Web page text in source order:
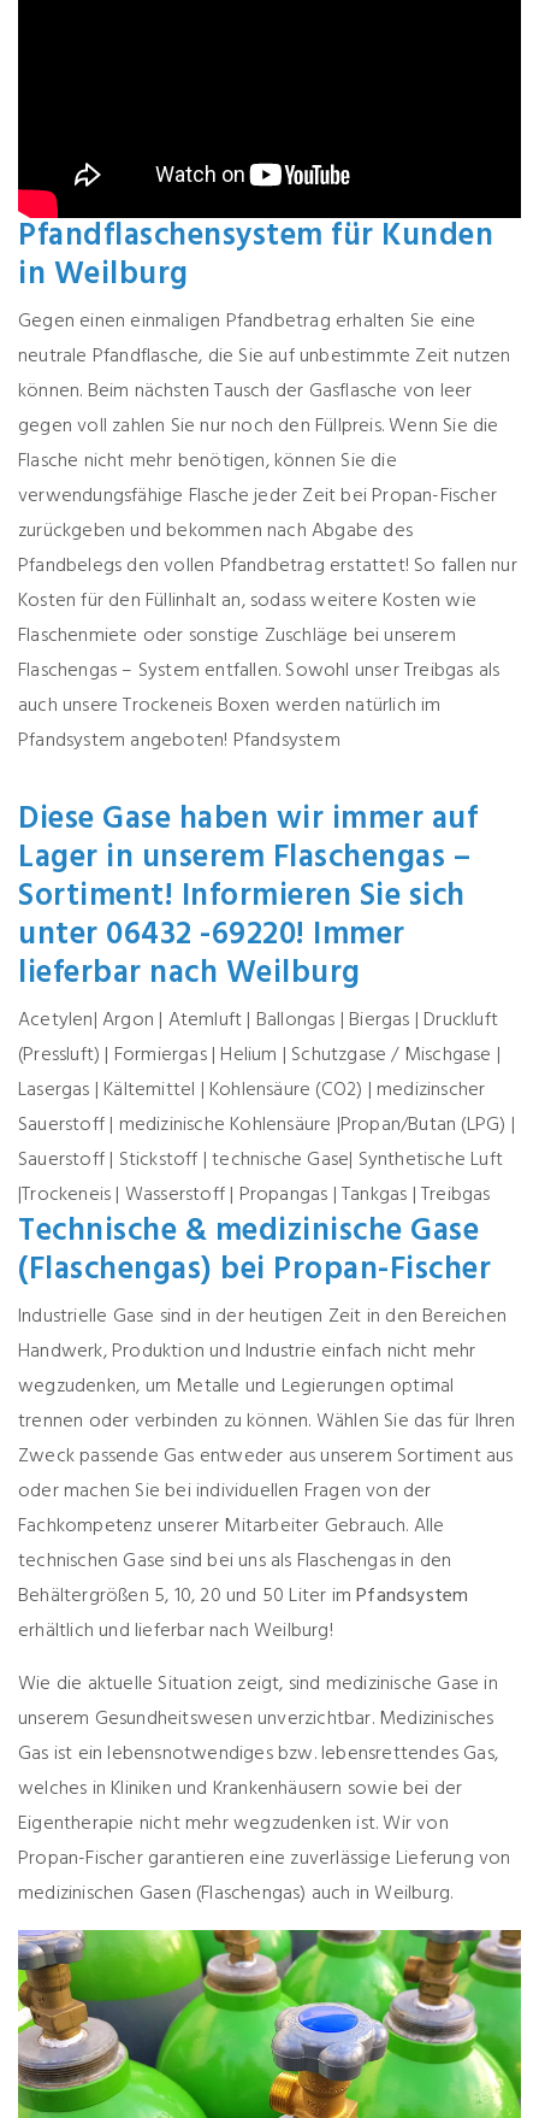
Pfandflaschensystem für Kunden
in Weilburg
Gegen einen einmaligen Pfandbetrag erhalten Sie eine
neutrale Pfandflasche, die Sie auf unbestimmte Zeit nutzen
können. Beim nächsten Tausch der Gasflasche von leer
gegen voll zahlen Sie nur noch den Füllpreis. Wenn Sie die
Flasche nicht mehr benötigen, können Sie die
verwendungsfähige Flasche jeder Zeit bei Propan-Fischer
zurückgeben und bekommen nach Abgabe des
Pfandbelegs den vollen Pfandbetrag erstattet! So fallen nur
Kosten für den Füllinhalt an, sodass weitere Kosten wie
Flaschenmiete oder sonstige Zuschläge bei unserem
Flaschengas – System entfallen. Sowohl unser Treibgas als
auch unsere Trockeneis Boxen werden natürlich im
Pfandsystem angeboten! Pfandsystem
Diese Gase haben wir immer auf
Lager in unserem Flaschengas –
Sortiment! Informieren Sie sich
unter 06432 -69220! Immer
lieferbar nach Weilburg
Acetylen| Argon | Atemluft | Ballongas | Biergas | Druckluft
(Pressluft) | Formiergas | Helium | Schutzgase / Mischgase |
Lasergas | Kältemittel | Kohlensäure (CO2) | medizinscher
Sauerstoff | medizinische Kohlensäure |Propan/Butan (LPG) |
Sauerstoff | Stickstoff | technische Gase| Synthetische Luft
|Trockeneis | Wasserstoff | Propangas | Tankgas | Treibgas
Technische & medizinische Gase
(Flaschengas) bei Propan-Fischer
Industrielle Gase sind in der heutigen Zeit in den Bereichen
Handwerk, Produktion und Industrie einfach nicht mehr
wegzudenken, um Metalle und Legierungen optimal
trennen oder verbinden zu können. Wählen Sie das für Ihren
Zweck passende Gas entweder aus unserem Sortimentaus
oder machen Sie bei individuellen Fragen von der
Fachkompetenz unserer Mitarbeiter Gebrauch. Alle
technischen Gase sind bei uns als Flaschengas in den
Behältergrößen 5, 10, 20 und 50 Liter imPfandsystem
erhältlich und lieferbar nach Weilburg!
Wie die aktuelle Situation zeigt, sind medizinische Gase in
unserem Gesundheitswesen unverzichtbar. Medizinisches
Gas ist ein lebensnotwendiges bzw. lebensrettendes Gas,
welches in Kliniken und Krankenhäusern sowie bei der
Eigentherapie nicht mehr wegzudenken ist. Wir von
Propan-Fischer garantieren eine zuverlässige Lieferung von
medizinischen Gasen (Flaschengas) auch in Weilburg.